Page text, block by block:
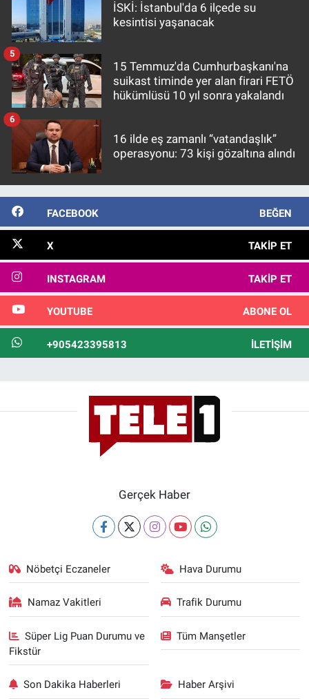
İSKİ: İstanbul'da 6 ilçede su
kesintisi yaşanacak
15 Temmuz'da Cumhurbaşkanı'na
suikast timinde yer alan firari FETÖ
hükümlüsü 10 yıl sonra yakalandı
5
16 ilde eş zamanlı “vatandaşlık”
operasyonu: 73 kişi gözaltına alındı
6
FACEBOOK BEĞEN
X TAKIP ET
INSTAGRAM TAKIP ET
YOUTUBE ABONE OL
+905423395813 İLETIŞIM
Gerçek Haber
Nöbetçi Eczaneler Hava Durumu
Namaz Vakitleri Trafik Durumu
Süper Lig Puan Durumu ve
Fikstür
Tüm Manşetler
Son Dakika Haberleri Haber Arşivi